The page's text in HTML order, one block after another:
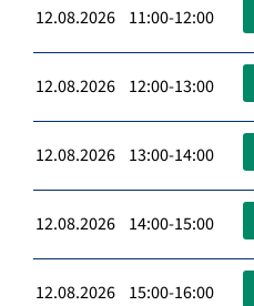
12.08.2026 11:00-12:00
12.08.2026 12:00-13:00
12.08.2026 13:00-14:00
12.08.2026 14:00-15:00
12.08.2026 15:00-16:00